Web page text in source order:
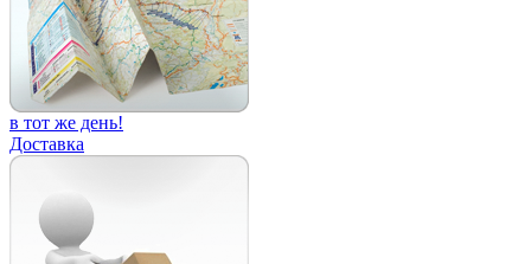
в тот же день!
Доставка